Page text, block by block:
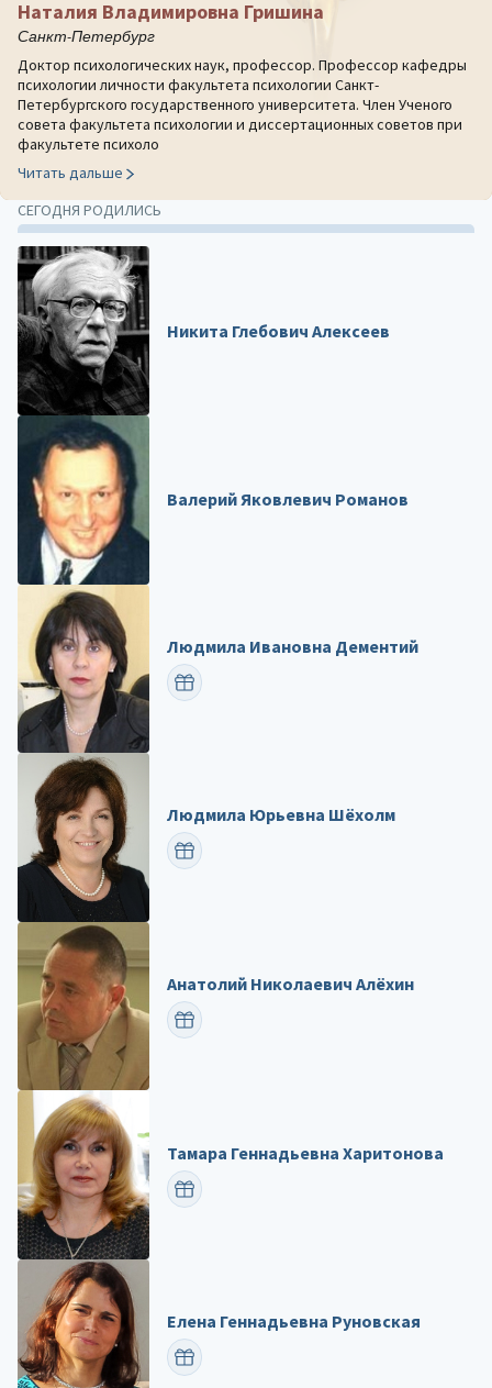
Наталия Владимировна Гришина
Санкт-Петербург
Доктор психологических наук, профессор. Профессор кафедры
психологии личности факультета психологии Санкт-
Петербургского государственного университета. Член Ученого
совета факультета психологии и диссертационных советов при
факультете психоло
Читать дальше
СЕГОДНЯ РОДИЛИСЬ
Никита Глебович Алексеев
Валерий Яковлевич Романов
Людмила Ивановна Дементий
ПОЗДРАВИТЬ
Людмила Юрьевна Шёхолм
ПОЗДРАВИТЬ
Анатолий Николаевич Алёхин
ПОЗДРАВИТЬ
Тамара Геннадьевна Харитонова
ПОЗДРАВИТЬ
Елена Геннадьевна Руновская
ПОЗДРАВИТЬ